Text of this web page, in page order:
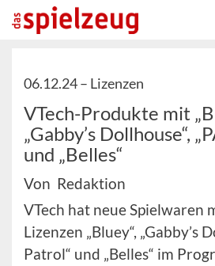
06.12.24 – Lizenzen
VTech-Produkte mit
„Gabby’s Dollhouse“,
und „Belles“
Von Redaktion
VTech hat neue Spielwaren
Lizenzen „Bluey“, „Gabby’s
Patrol“ und „Belles“ im